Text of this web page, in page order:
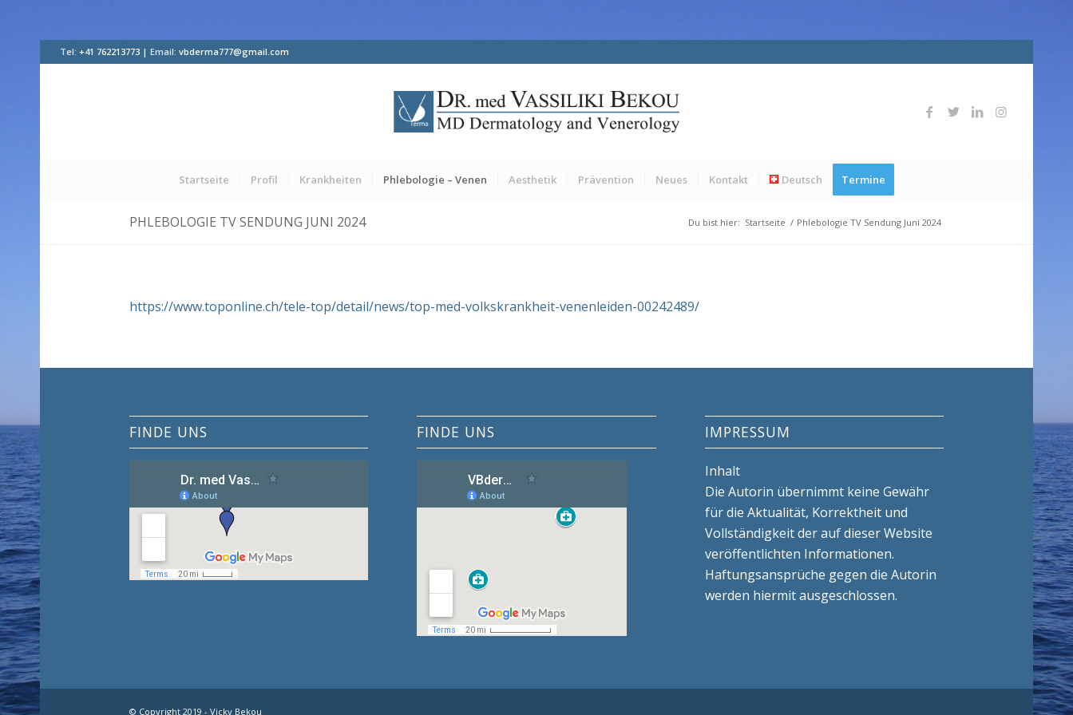
Tel: +41 762213773 | Email: vbderma777@gmail.com
Startseite Profil Krankheiten Phlebologie – Venen Aesthetik Prävention Neues Kontakt Deutsch Termine
PHLEBOLOGIE TV SENDUNG JUNI 2024 Du bist hier: Startseite / Phlebologie TV Sendung Juni 2024
https://www.toponline.ch/tele-top/detail/news/top-med-volkskrankheit-venenleiden-00242489/
FINDE UNS FINDE UNS IMPRESSUM
Inhalt
Die Autorin übernimmt keine Gewähr
für die Aktualität, Korrektheit und
Vollständigkeit der auf dieser Website
veröffentlichten Informationen.
Haftungsansprüche gegen die Autorin
werden hiermit ausgeschlossen.
© Copyright 2019 - Vicky Bekou